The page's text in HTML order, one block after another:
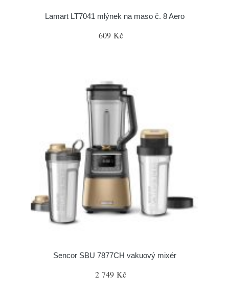
Lamart LT7041 mlýnek na maso č. 8 Aero
609 Kč
Sencor SBU 7877CH vakuový mixér
2 749 Kč